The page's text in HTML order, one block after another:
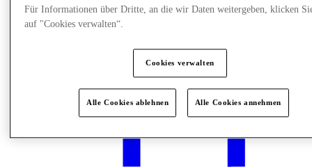
Für Informationen über Dritte, an die wir Daten weitergeben, klicken
auf "Cookies verwalten“.
Cookies verwalten
Alle Cookies ablehnen Alle Cookies annehmen